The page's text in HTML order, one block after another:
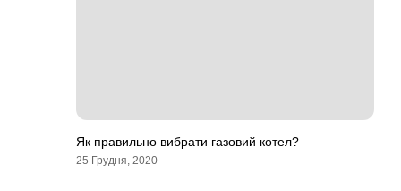
Як правильно вибрати газовий котел?
25 Грудня, 2020